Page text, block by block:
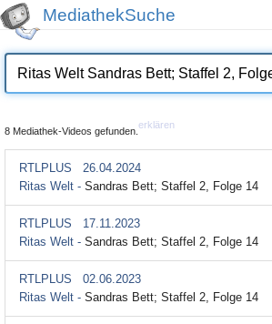
MediathekSuche
8 Mediathek-Videos gefunden.
erklären
RTLPLUS
26.04.2024
Ritas Welt - Sandras Bett; Staffel 2, Folge 14
RTLPLUS
17.11.2023
Ritas Welt - Sandras Bett; Staffel 2, Folge 14
RTLPLUS
02.06.2023
Ritas Welt - Sandras Bett; Staffel 2, Folge 14